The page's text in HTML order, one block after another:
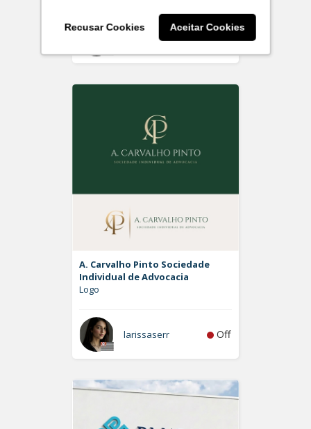
Recusar Cookies Aceitar Cookies
Rdesign SM Off
A. Carvalho Pinto Sociedade
Individual de Advocacia
Logo
larissaserr Off